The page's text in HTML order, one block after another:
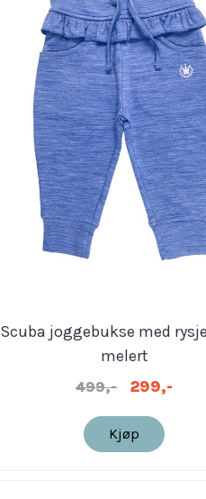
Scuba joggebukse med
melert
499,- 299,-
Kjøp